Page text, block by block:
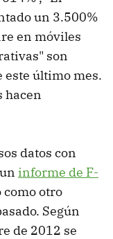
un 3.500%
en móviles
son
este último mes.
hacen
datos con
informe de F-
como otro
Según
de 2012 se